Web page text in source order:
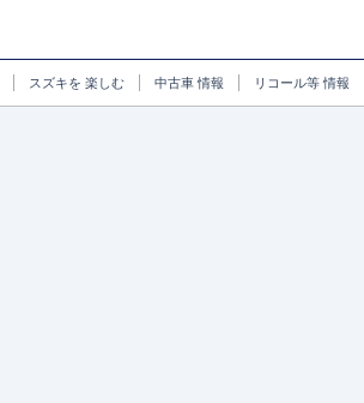
スズキを 楽しむ 中古車情報 リコール等情報